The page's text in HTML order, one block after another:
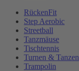
RückenFit
Step Aerobic
Streetball
Tanzmäuse
Tischtennis
Turnen & Tanzen
Trampolin